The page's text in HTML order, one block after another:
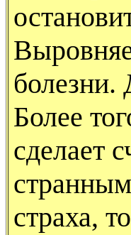
болезни.
Более
сделает
страха,